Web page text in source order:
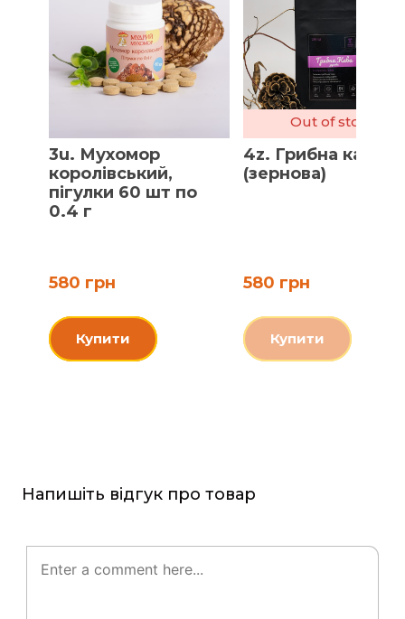
3u. Мухомор
королівський,
пігулки 60 шт по
0.4 г
580 грн
Купити
Out of stock
4z. Грибна кава
(зернова)
580 грн
Купити
Напишіть відгук про товар